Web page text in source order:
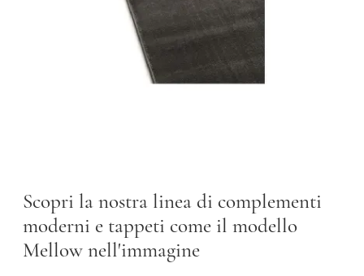
Scopri la nostra linea di complementi
moderni e tappeti come il modello
Mellow nell'immagine